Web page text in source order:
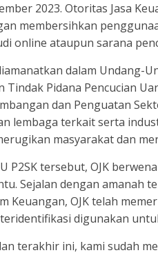
2023. Otoritas Jasa
membersihkan
online ataupun sarana
dalam Undang-
Tindak Pidana Pencucian
dan Penguatan
lembaga terkait serta
masyarakat dan
P2SK tersebut, OJK
Sejalan dengan amanah
Keuangan, OJK telah
digunakan
terakhir ini, kami sudah